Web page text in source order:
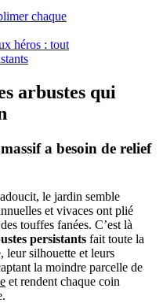
chaque
héros : tout
arbustes qui
a besoin de relief
le jardin semble
et vivaces ont plié
touffes fanées. C’est là
persistants fait toute la
leur silhouette et leurs
la moindre parcelle de
et rendent chaque coin